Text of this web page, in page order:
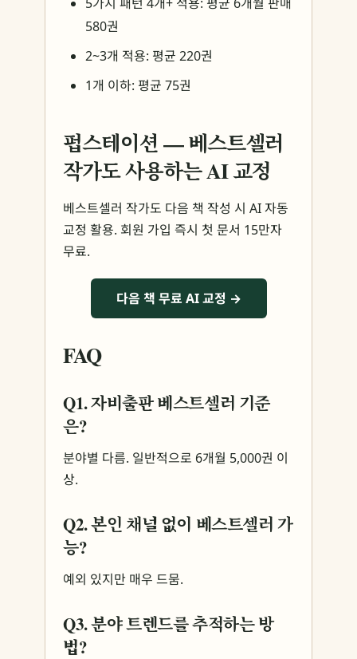
580권
2~3개 적용: 평균 220권
1개 이하: 평균 75권
펍스테이션 — 베스트셀러
작가도 사용하는 AI 교정
베스트셀러 작가도 다음 책 작성 시 AI 자동
교정 활용. 회원 가입 즉시 첫 문서 15만자
무료.
다음 책 무료 AI 교정 →
FAQ
Q1. 자비출판 베스트셀러 기준
은?
분야별 다름. 일반적으로 6개월 5,000권 이
상.
Q2. 본인 채널 없이 베스트셀러 가
능?
예외 있지만 매우 드뭄.
Q3. 분야 트렌드를 추적하는 방
법?